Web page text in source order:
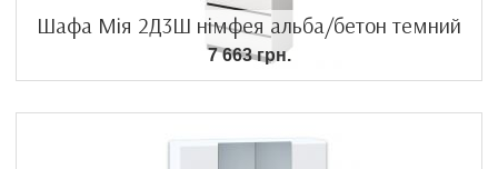
Шафа Мія 2Д3Ш німфея альба/бетон темний
7 663 грн.